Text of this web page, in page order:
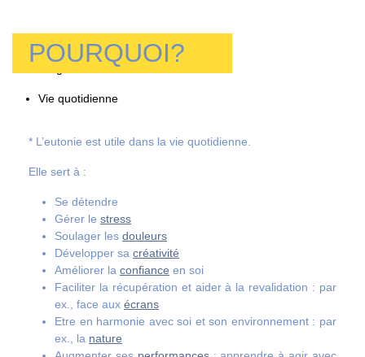
POURQUOI?
Vie quotidienne
* L’eutonie est utile dans la vie quotidienne.
Elle sert à :
Se détendre
Gérer le stress
Soulager les douleurs
Développer sa créativité
Améliorer la confiance en soi
Faciliter la récupération et aider à la revalidation : par
ex., face aux écrans
Etre en harmonie avec soi et son environnement : par
ex., la nature